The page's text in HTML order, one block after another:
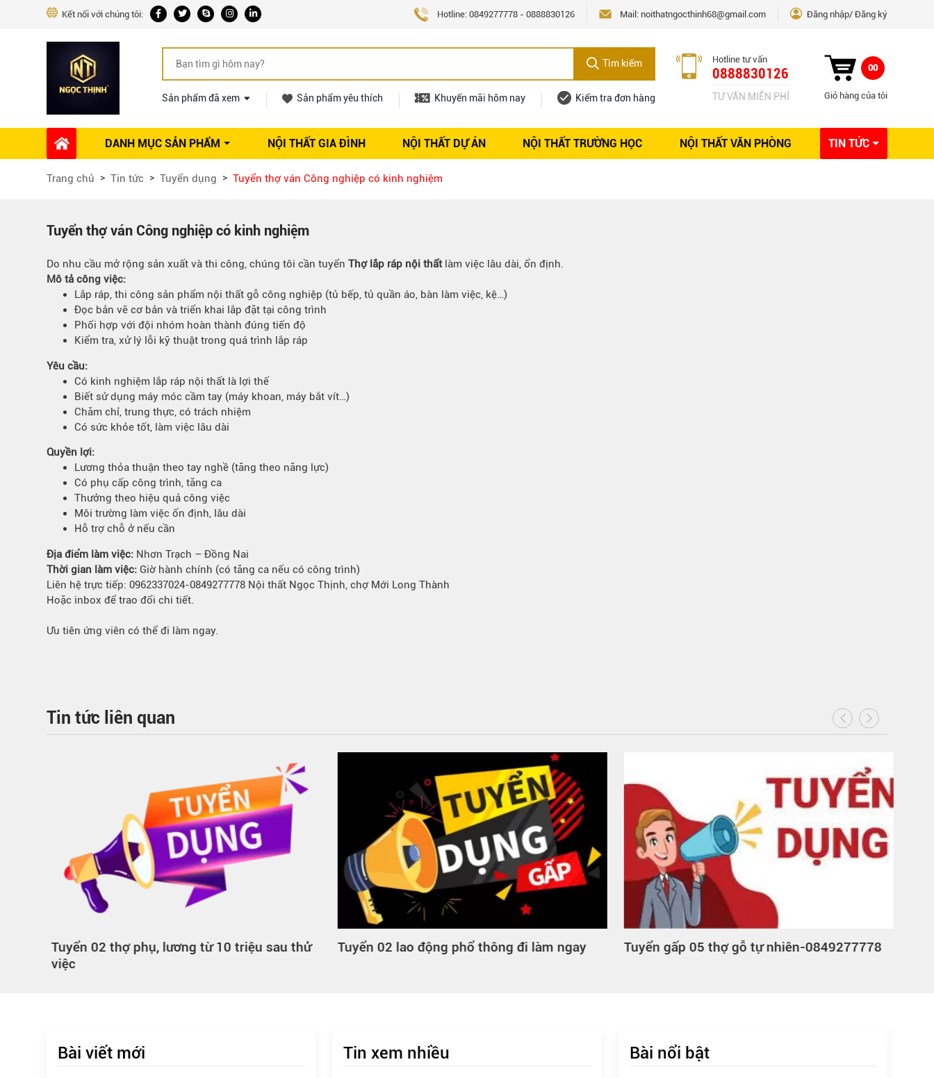
Kết nối với chúng tôi: Hotline: 0849277778 - 0888830126 Mail: noithatngocthinh68@gmail.com Đăng nhập Đăng ký
Tìm kiếm
Sản phẩm đã xem Sản phẩm yêu thích Khuyến mãi hôm nay Kiểm tra đơn hàng
Hotline tư vấn
0888830126
TƯ VẤN MIỄN PHÍ
00
Giỏ hàng của tôi
DANH MỤC SẢN PHẨM
Phụ kiện Nội thất
Ổ khóa tủ
Máy hút mùi
Phụ kiện tủ áo
Phụ kiện tủ bếp trên
Thùng đựng gạo
Bếp từ-Bếp hồng ngoại
Chậu rửa bát
Ray trượt – bản lề – tay nắm cửa
Phụ kiện tủ bếp dưới
Giá để bát đĩa đa năng
Giá để dao thớt
Kệ gia vị
Kệ góc liên hoàn
NỘI THẤT GIA ĐÌNH NỘI THẤT DỰ ÁN NỘI THẤT TRƯỜNG HỌC NỘI THẤT VĂN PHÒNG TIN TỨC
Dự án thi công
Trang chủ Tin tức Tuyển dụng Tuyển thợ ván Công nghiệp có kinh nghiệm
Tuyển thợ ván Công nghiệp có kinh nghiệm
Do nhu cầu mở rộng sản xuất và thi công, chúng tôi cần tuyển Thợ lắp ráp nội thấtlàm việc lâu dài, ổn định.
Mô tả công việc:
Lắp ráp, thi công sản phẩm nội thất gỗ công nghiệp (tủ bếp, tủ quần áo, bàn làm việc, kệ…)
Đọc bản vẽ cơ bản và triển khai lắp đặt tại công trình
Phối hợp với đội nhóm hoàn thành đúng tiến độ
Kiểm tra, xử lý lỗi kỹ thuật trong quá trình lắp ráp
Yêu cầu:
Có kinh nghiệm lắp ráp nội thất là lợi thế
Biết sử dụng máy móc cầm tay (máy khoan, máy bắt vít…)
Chăm chỉ, trung thực, có trách nhiệm
Có sức khỏe tốt, làm việc lâu dài
Quyền lợi:
Lương thỏa thuận theo tay nghề (tăng theo năng lực)
Có phụ cấp công trình, tăng ca
Thưởng theo hiệu quả công việc
Môi trường làm việc ổn định, lâu dài
Hỗ trợ chỗ ở nếu cần
Địa điểm làm việc: Nhơn Trạch – Đồng Nai
Thời gian làm việc: Giờ hành chính (có tăng ca nếu có công trình)
Liên hệ trực tiếp: 0962337024-0849277778 Nội thất Ngọc Thịnh, chợ Mới Long Thành
Hoặc inbox để trao đổi chi tiết.
Ưu tiên ứng viên có thể đi làm ngay.
Tin tức liên quan
Tuyển 02 thợ phụ, lương từ 10 triệu sau thử
việc
Tuyển 02 lao động phổ thông đi làm ngay Tuyển gấp 05 thợ gỗ tự nhiên-0849277778
Bài viết mới Tin xem nhiều Bài nổi bật